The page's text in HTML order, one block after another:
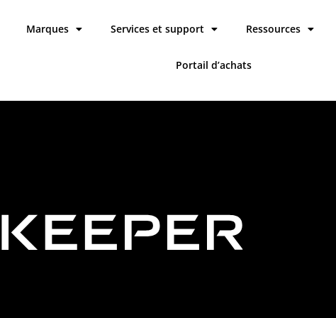
Marques Services et support Ressources
Portail d’achats